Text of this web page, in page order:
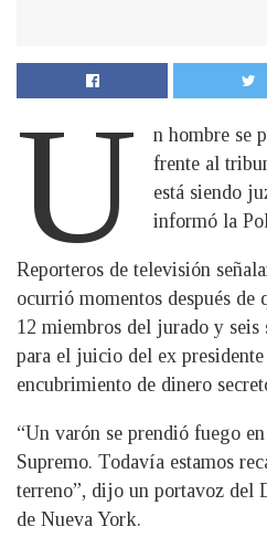
U
n hombre se
frente al
está siendo
informó la
Reporteros de televisión
ocurrió momentos después de
12 miembros del jurado y seis
para el juicio del ex presidente
encubrimiento de dinero
“Un varón se prendió fuego
Supremo. Todavía estamos
terreno”, dijo un portavoz del
de Nueva York.